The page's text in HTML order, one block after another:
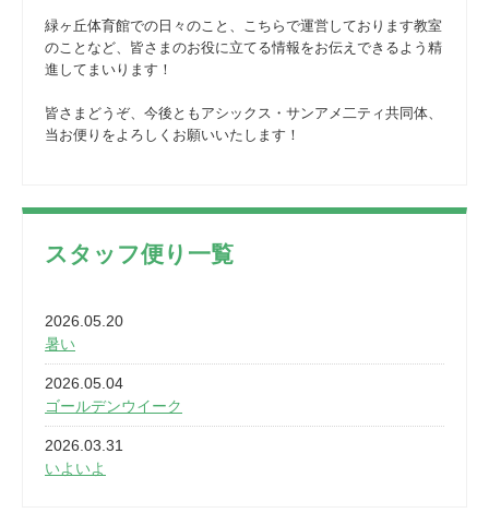
緑ヶ丘体育館での日々のこと、こちらで運営しております教室
のことなど、皆さまのお役に立てる情報をお伝えできるよう精
進してまいります！
皆さまどうぞ、今後ともアシックス・サンアメ二ティ共同体、
当お便りをよろしくお願いいたします！
スタッフ便り一覧
2026.05.20
暑い
2026.05.04
ゴールデンウイーク
2026.03.31
いよいよ